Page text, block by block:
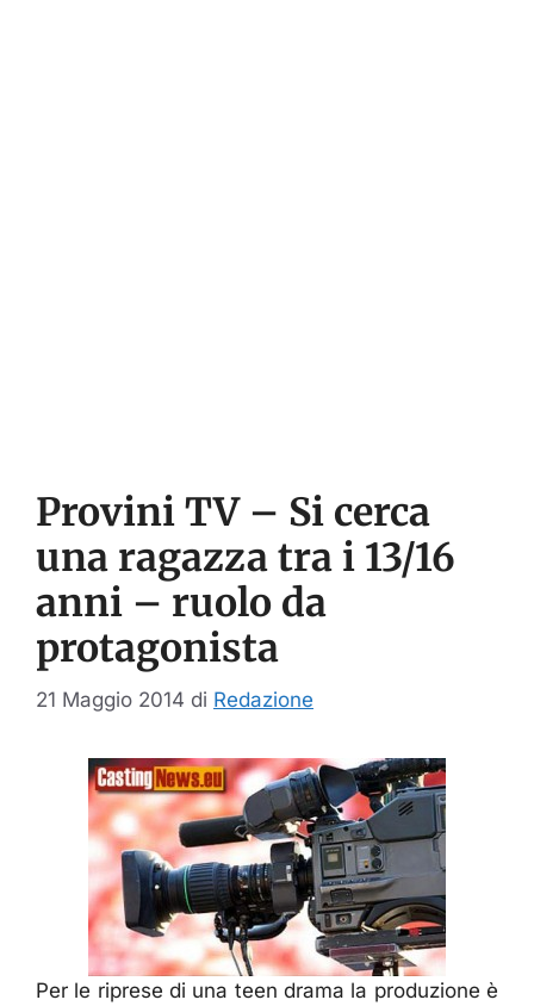
Provini TV – Si cerca
una ragazza tra i 13/16
anni – ruolo da
protagonista
21 Maggio 2014 di Redazione
Per le riprese di una teen drama la produzione è